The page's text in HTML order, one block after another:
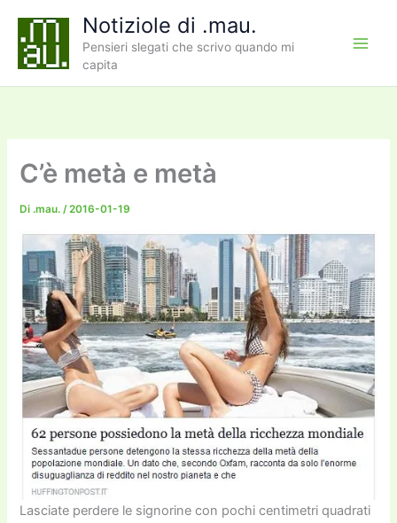
contenuto
Notiziole di .mau.
Pensieri slegati che scrivo quando mi
capita
C’è metà e metà
Di .mau./2016-01-19
Lasciate perdere le signorine con pochi centimetri quadrati